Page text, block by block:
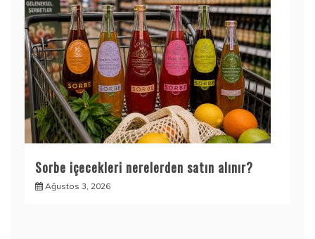
Sorbe içecekleri nerelerden satın alınır?
Ağustos 3, 2026